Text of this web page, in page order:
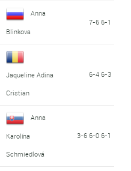
Anna
Blinkova
7-6 6-1
Jaqueline Adina
Cristian
6-4 6-3
Anna
Karolína
Schmiedlová
3-6 6-0 6-1